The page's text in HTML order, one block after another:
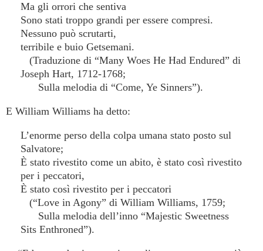
Ma gli orrori che sentiva
Sono stati troppo grandi per essere compresi.
Nessuno può scrutarti,
terribile e buio Getsemani.
(Traduzione di “Many Woes He Had Endured” di
Joseph Hart, 1712-1768;
Sulla melodia di “Come, Ye Sinners”).
E William Williams ha detto:
L’enorme perso della colpa umana stato posto sul
Salvatore;
È stato rivestito come un abito, è stato così rivestito
per i peccatori,
È stato così rivestito per i peccatori
(“Love in Agony” di William Williams, 1759;
Sulla melodia dell’inno “Majestic Sweetness
Sits Enthroned”).